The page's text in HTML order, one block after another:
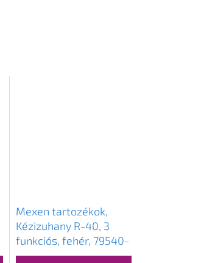
Mexen tartozékok,
Kézizuhany R-40, 3
funkciós, fehér, 79540-
20